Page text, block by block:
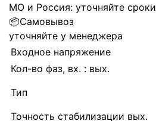
МО и Россия: уточняйте сроки
📦Самовывоз
уточняйте у менеджера
Входное напряжение
Кол-во фаз, вх. : вых.
Тип
Точность стабилизации вых.